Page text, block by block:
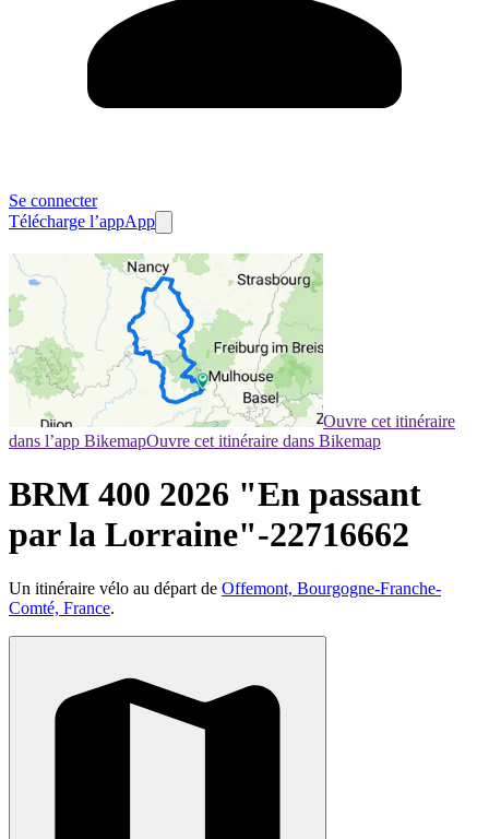
Se connecter
Télécharge l’appApp
Ouvre cet itinéraire
dans l’app BikemapOuvre cet itinéraire dans Bikemap
BRM 400 2026 "En passant
par la Lorraine"-22716662
Un itinéraire vélo au départ de Offemont, Bourgogne-Franche-
Comté, France.